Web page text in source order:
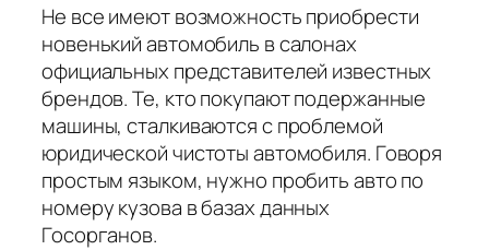
Не все имеют возможность приобрести
новенький автомобиль в салонах
официальных представителей известных
брендов. Те, кто покупают подержанные
машины, сталкиваются с проблемой
юридической чистоты автомобиля. Говоря
простым языком, нужно пробить авто по
номеру кузова в базах данных
Госорганов.